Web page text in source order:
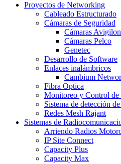
Proyectos de Networking
Cableado Estructurado
Cámaras de Seguridad
Cámaras Avigilon
Cámaras Pelco
Genetec
Desarrollo de Software
Enlaces inalámbricos
Cambium
Fibra Optica
Monitoreo y Control de
Sistema de detección
Redes Mesh Rajant
Sistemas de
Arriendo Radios
IP Site Connect
Capacity Plus
Capacity Max